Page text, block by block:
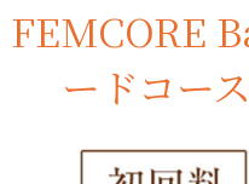
FEMCORE
ードコー